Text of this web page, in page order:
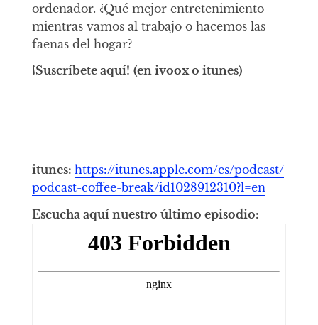
ordenador. ¿Qué mejor entretenimiento
mientras vamos al trabajo o hacemos las
faenas del hogar?
¡Suscríbete aquí! (en ivoox o itunes)
itunes: https://itunes.apple.com/es/podcast/
podcast-coffee-break/id1028912310?l=en
Escucha aquí nuestro último episodio: